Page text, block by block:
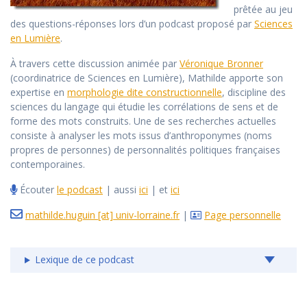
prêtée au jeu
des questions-réponses lors d’un podcast proposé par Sciences
en Lumière.
À travers cette discussion animée par Véronique Bronner
(coordinatrice de Sciences en Lumière), Mathilde apporte son
expertise en morphologie dite constructionnelle, discipline des
sciences du langage qui étudie les corrélations de sens et de
forme des mots construits. Une de ses recherches actuelles
consiste à analyser les mots issus d’anthroponymes (noms
propres de personnes) de personnalités politiques françaises
contemporaines.
Écouter le podcast | aussi ici | et ici
mathilde.huguin [at] univ-lorraine.fr| Page personnelle
Lexique de ce podcast